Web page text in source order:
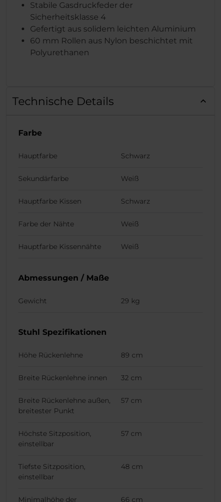
Stabile Gasdruckfeder der
Sicherheitsklasse 4
Gefertigt aus solidem leichten Aluminium
60 mm Rollen aus Nylon beschichtet mit
Polyurethanen
Technische Details
Farbe
Hauptfarbe Schwarz
Sekundärfarbe Weiß
Hauptfarbe Kissen Schwarz
Farbe der Nähte Weiß
Hauptfarbe Kissennähte Weiß
Abmessungen / Maße
Gewicht 29 kg
Stuhl Spezifikationen
Höhe Rückenlehne 89 cm
Breite Rückenlehne innen 32 cm
Breite Rückenlehne außen,
breitester Punkt
57 cm
Höchste Sitzposition,
einstellbar
57 cm
Tiefste Sitzposition,
einstellbar
48 cm
Minimalhöhe der
66 cm